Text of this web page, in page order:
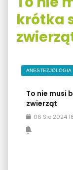
krótka
ANESTEZJOLOGIA
To nie musi
zwierząt
06 Sie 2024